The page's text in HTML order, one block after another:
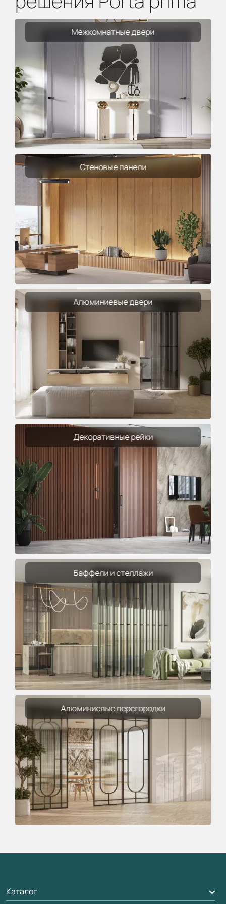
Межкомнатные двери
Стеновые панели
Алюминиевые двери
Декоративные рейки
Баффели и стеллажи
Алюминиевые перегородки
Каталог